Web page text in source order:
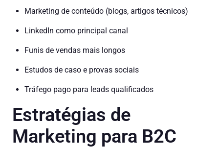
Marketing de conteúdo (blogs, artigos técnicos)
LinkedIn como principal canal
Funis de vendas mais longos
Estudos de caso e provas sociais
Tráfego pago para leads qualificados
Estratégias de
Marketing para B2C